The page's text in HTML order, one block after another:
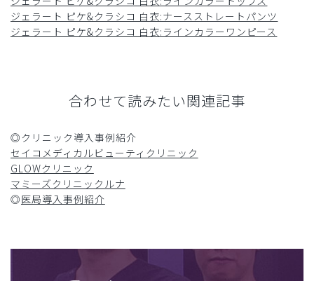
ジェラート ピケ&クラシコ 白衣:ナースストレートパンツ
ジェラート ピケ&クラシコ 白衣:ラインカラーワンピース
合わせて読みたい関連記事
◎クリニック導入事例紹介
セイコメディカルビューティクリニック
GLOWクリニック
マミーズクリニックルナ
◎医局導入事例紹介